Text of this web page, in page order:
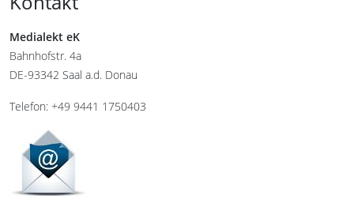
Medialekt eK
Bahnhofstr. 4a
DE-93342 Saal a.d. Donau
Telefon: +49 9441 1750403